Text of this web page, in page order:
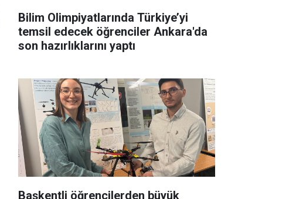
Bilim Olimpiyatlarında Türkiye’yi
temsil edecek öğrenciler Ankara'da
son hazırlıklarını yaptı
Başkentli öğrencilerden büyük